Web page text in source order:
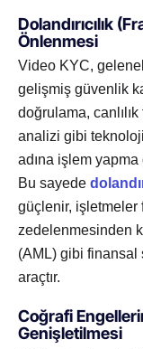
Dolandırıcılık
Önlenmesi
Video KYC,
gelişmiş güvenlik
doğrulama,
analizi gibi
adına işlem
Bu sayede
güçlenir, işletmeler
zedelenmesinden
(AML) gibi
araçtır.
Coğrafi
Genişletilmesi